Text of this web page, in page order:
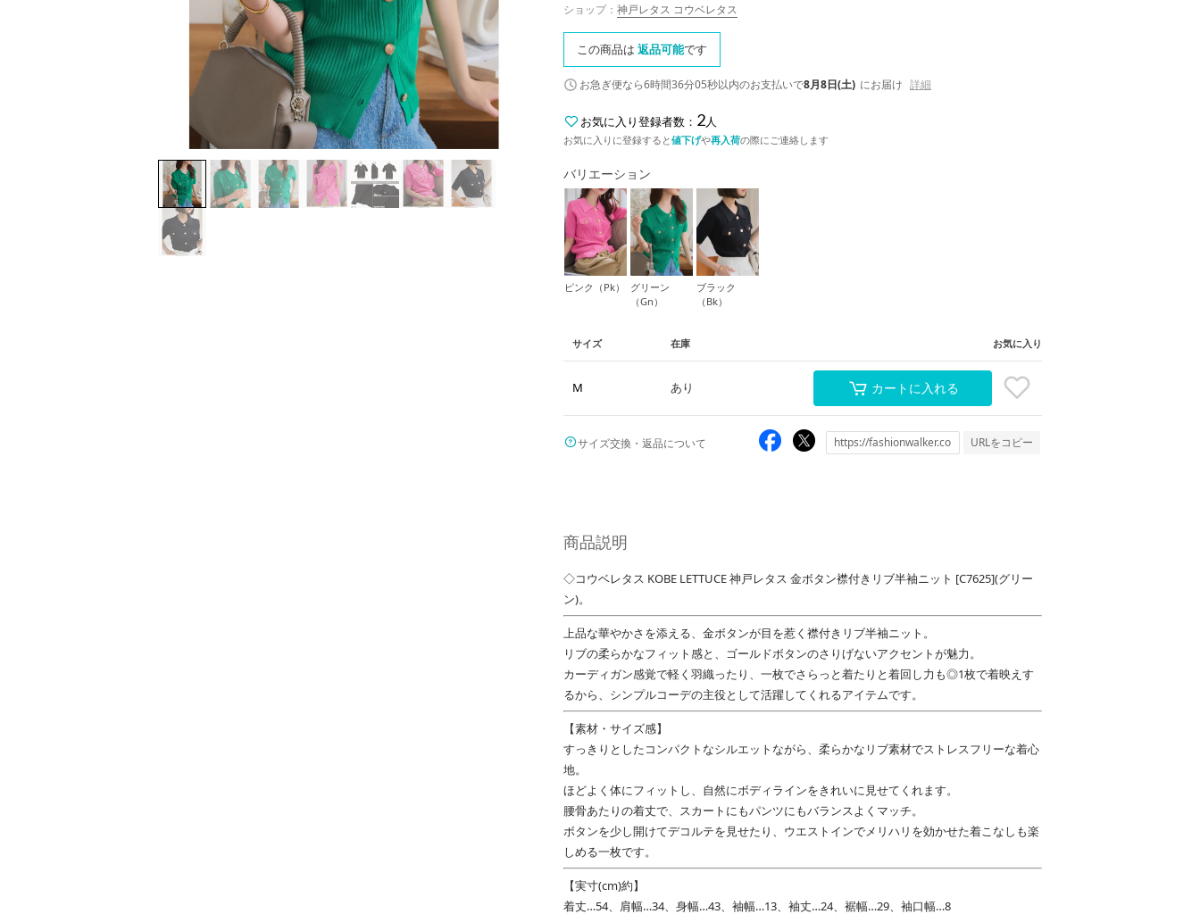
ショップ： 神戸レタス コウベレタス
この商品は 返品可能です
お急ぎ便なら6時間36分05秒以内のお支払いで8月8日(土) にお届け 詳細
お気に入り登録者数： 2 人
お気に入りに登録すると値下げや再入荷の際にご連絡します
バリエーション
ピンク（Pk）
グリーン
（Gn）
ブラック
（Bk）
サイズ 在庫 お気に入り
M あり カートに入れる
サイズ交換・返品について URLをコピー
商品説明
◇コウベレタス KOBE LETTUCE 神戸レタス 金ボタン襟付きリブ半袖ニット [C7625](グリー
ン)。
上品な華やかさを添える、金ボタンが目を惹く襟付きリブ半袖ニット。
リブの柔らかなフィット感と、ゴールドボタンのさりげないアクセントが魅力。
カーディガン感覚で軽く羽織ったり、一枚でさらっと着たりと着回し力も◎1枚で着映えす
るから、シンプルコーデの主役として活躍してくれるアイテムです。
【素材・サイズ感】
すっきりとしたコンパクトなシルエットながら、柔らかなリブ素材でストレスフリーな着心
地。
ほどよく体にフィットし、自然にボディラインをきれいに見せてくれます。
腰骨あたりの着丈で、スカートにもパンツにもバランスよくマッチ。
ボタンを少し開けてデコルテを見せたり、ウエストインでメリハリを効かせた着こなしも楽
しめる一枚です。
【実寸(cm)約】
着丈…54、肩幅…34、身幅…43、袖幅…13、袖丈…24、裾幅…29、袖口幅…8